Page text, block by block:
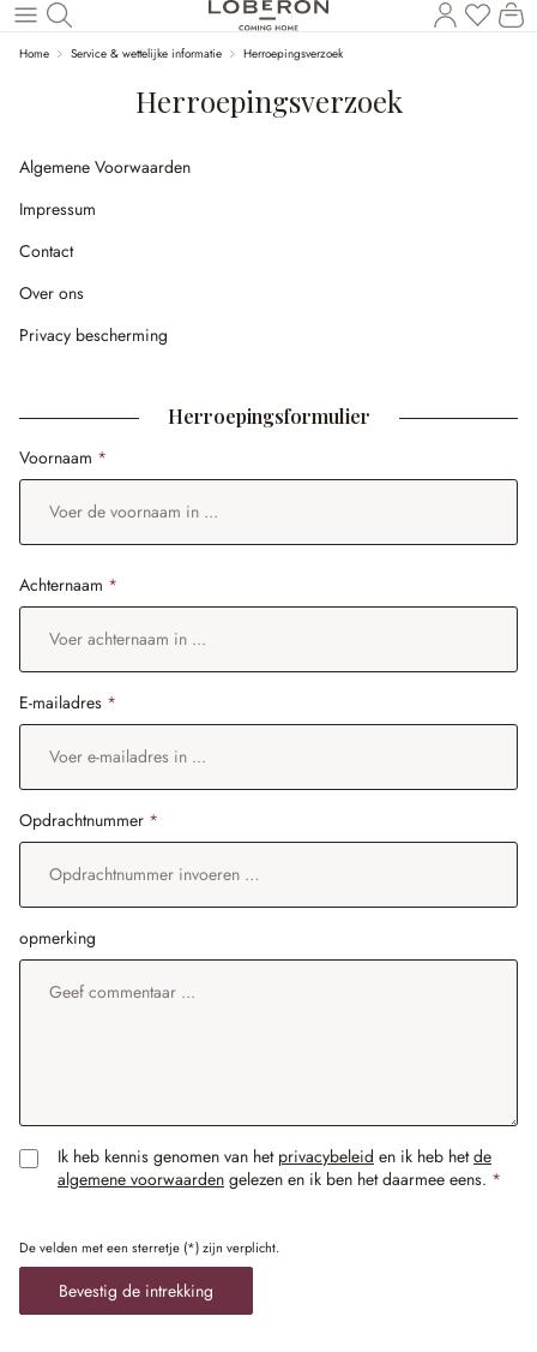
Naar de hoofdinhoud
U
Home Service & wettelijke informatie Herroepingsverzoek
Herroepingsverzoek
Algemene Voorwaarden
Impressum
Contact
Over ons
Privacy bescherming
Herroepingsformulier
Voornaam *
Achternaam *
E-mailadres *
Opdrachtnummer *
opmerking
Ik heb kennis genomen van het privacybeleid en ik heb hetde
algemene voorwaarden gelezen en ik ben het daarmee eens. *
De velden met een sterretje (*) zijn verplicht.
Bevestig de intrekking